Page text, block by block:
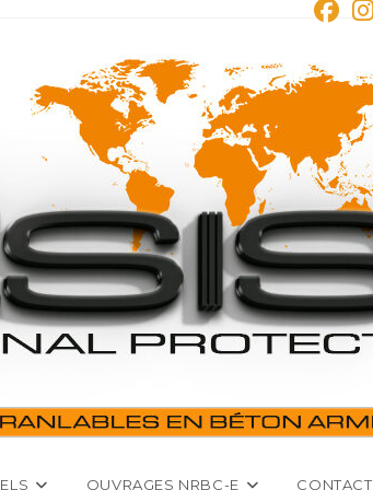
OUVRAGES NRBC-E CONTACT